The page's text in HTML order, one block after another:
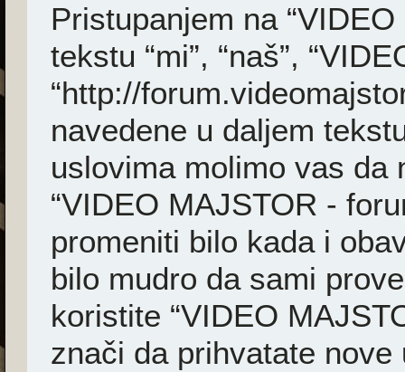
Pristupanjem na
tekstu “mi”, “naš”,
“http://
navedene u daljem
uslovima molimo vas da
“VIDEO MAJSTOR -
promeniti bilo kada i
bilo mudro da sami
koristite “VIDEO
znači da prihvatate nove